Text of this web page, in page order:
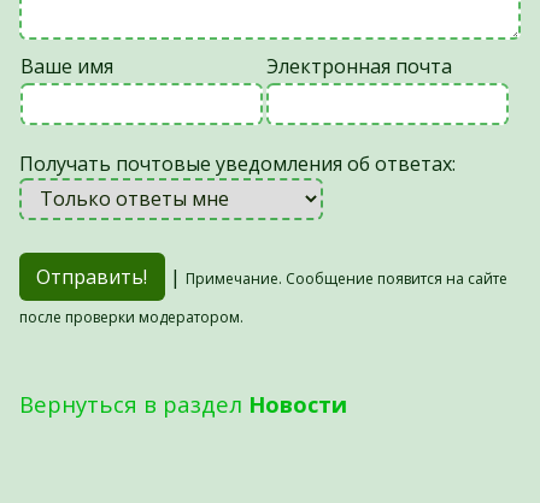
Ваше имя Электронная почта
Получать почтовые уведомления об ответах:
| Примечание. Сообщение появится на сайте
после проверки модератором.
Вернуться в раздел Новости